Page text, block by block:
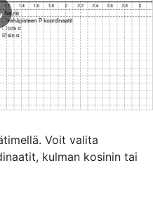
Voit valita
kulman kosinin tai